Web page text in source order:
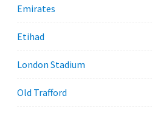
Emirates
Etihad
London Stadium
Old Trafford